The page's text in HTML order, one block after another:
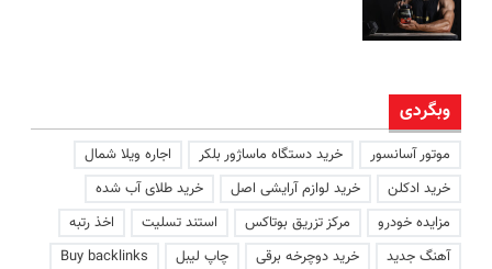
وبگردی
موتور آسانسور خرید دستگاه ماساژور بلکر
اجاره ویلا شمال
خرید ادکلن
خرید لوازم آرایشی اصل
خرید طلای آب شده
مزایده خودرو
مرکز تزریق بوتاکس استند تسلیت
اخذ رتبه
آهنگ جدید
خرید دوچرخه برقی چاپ لیبل
Buy backlinks